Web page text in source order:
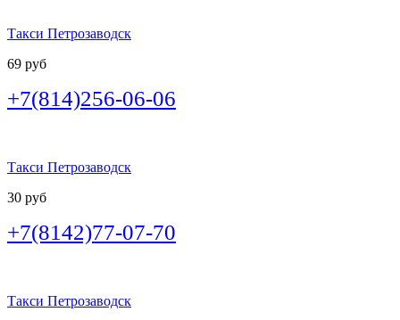
Такси Петрозаводск
69 руб
+7(814)256-06-06
Такси Петрозаводск
30 руб
+7(8142)77-07-70
Такси Петрозаводск